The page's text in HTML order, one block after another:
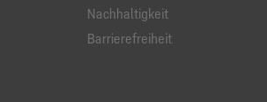
Nachhaltigkeit
Barrierefreiheit